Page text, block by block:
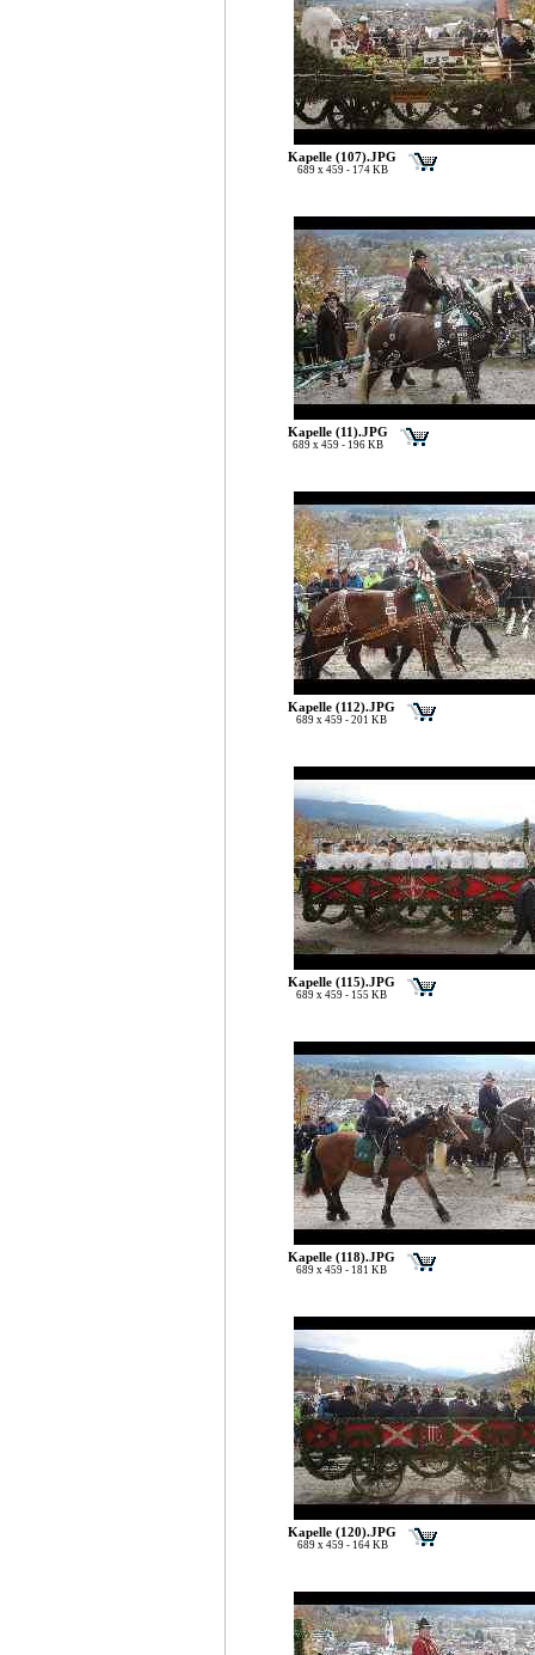
Kapelle (107).JPG
689 x 459 - 174 KB
Kapelle (11).JPG
689 x 459 - 196 KB
Kapelle (112).JPG
689 x 459 - 201 KB
Kapelle (115).JPG
689 x 459 - 155 KB
Kapelle (118).JPG
689 x 459 - 181 KB
Kapelle (120).JPG
689 x 459 - 164 KB